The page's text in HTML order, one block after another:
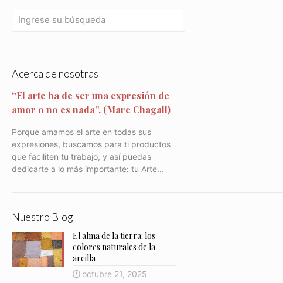
Acerca de nosotras
“El arte ha de ser una expresión de
amor o no es nada”. (Marc Chagall)
Porque amamos el arte en todas sus
expresiones, buscamos para ti productos
que faciliten tu trabajo, y así puedas
dedicarte a lo más importante: tu Arte...
Nuestro Blog
El alma de la tierra: los
colores naturales de la
arcilla
octubre 21, 2025